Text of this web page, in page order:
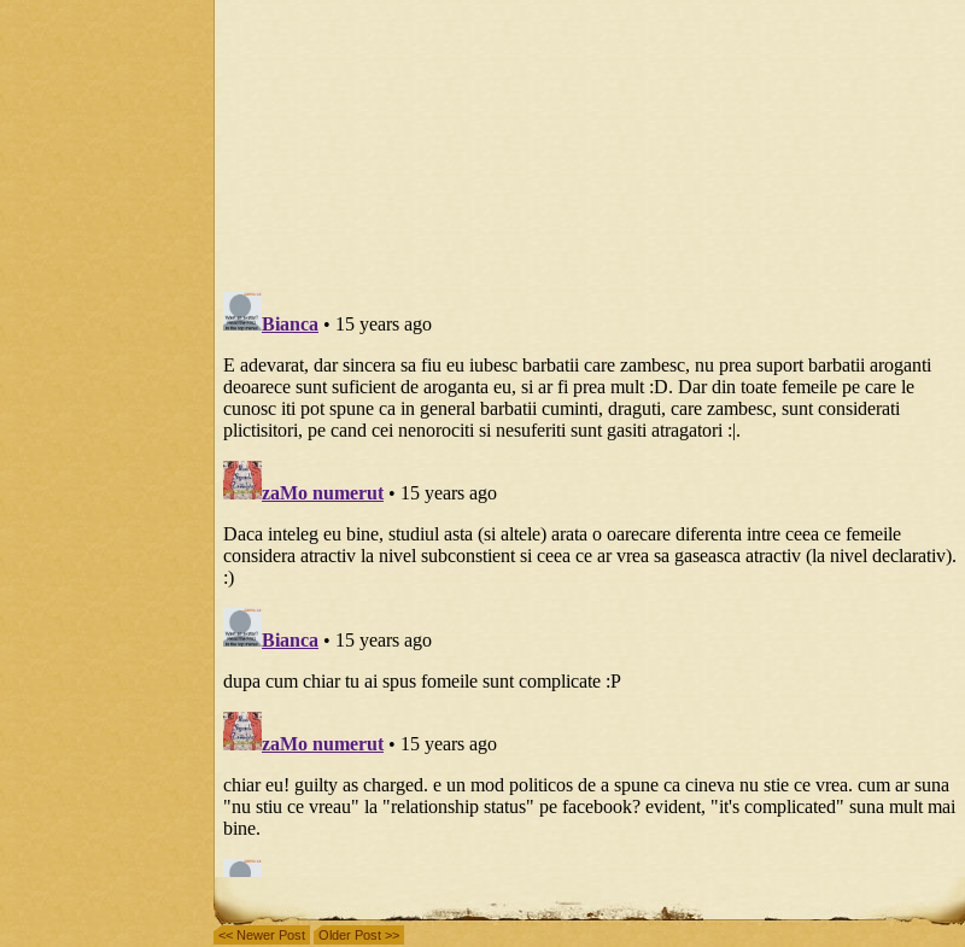
<< Newer Post Older Post >>